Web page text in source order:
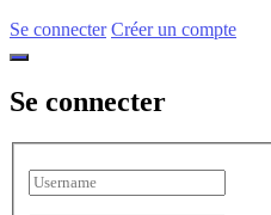
Se connecter Créer un compte
Se connecter